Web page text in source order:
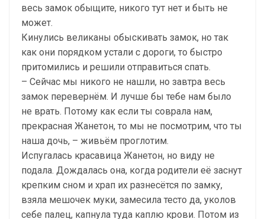
весь замок обыщите, никого тут нет и быть не
может.
Кинулись великаны обыскивать замок, но так
как они порядком устали с дороги, то быстро
притомились и решили отправиться спать.
– Сейчас мы никого не нашли, но завтра весь
замок перевернём. И лучше бы тебе нам было
не врать. Потому как если ты соврала нам,
прекрасная Жанетон, то мы не посмотрим, что ты
наша дочь, – живьём проглотим.
Испугалась красавица Жанетон, но виду не
подала. Дождалась она, когда родители её заснут
крепким сном и храп их разнесётся по замку,
взяла мешочек муки, замесила тесто да, уколов
себе палец, капнула туда каплю крови. Потом из